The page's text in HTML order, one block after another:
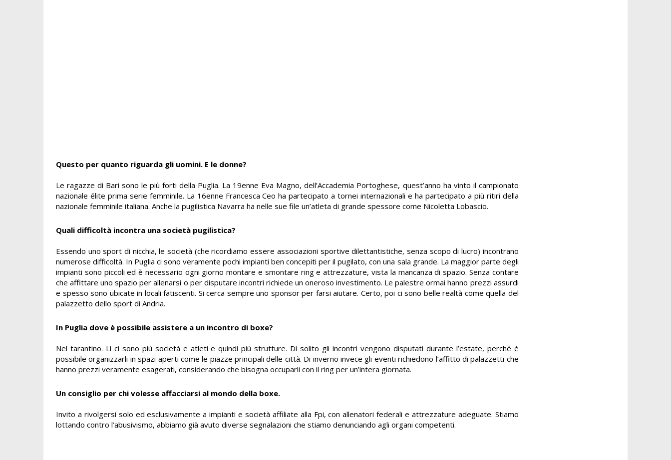
Questo per quanto riguarda gli uomini. E le donne?
Le ragazze di Bari sono le più forti della Puglia. La 19enne Eva Magno, dell’Accademia Portoghese, quest’anno ha vinto il campionato
nazionale élite prima serie femminile. La 16enne Francesca Ceo ha partecipato a tornei internazionali e ha partecipato a più ritiri della
nazionale femminile italiana. Anche la pugilistica Navarra ha nelle sue file un’atleta di grande spessore come Nicoletta Lobascio.
Quali difficoltà incontra una società pugilistica?
Essendo uno sport di nicchia, le società (che ricordiamo essere associazioni sportive dilettantistiche, senza scopo di lucro) incontrano
numerose difficoltà. In Puglia ci sono veramente pochi impianti ben concepiti per il pugilato, con una sala grande. La maggior parte degli
impianti sono piccoli ed è necessario ogni giorno montare e smontare ring e attrezzature, vista la mancanza di spazio. Senza contare
che affittare uno spazio per allenarsi o per disputare incontri richiede un oneroso investimento. Le palestre ormai hanno prezzi assurdi
e spesso sono ubicate in locali fatiscenti. Si cerca sempre uno sponsor per farsi aiutare. Certo, poi ci sono belle realtà come quella del
palazzetto dello sport di Andria.
In Puglia dove è possibile assistere a un incontro di boxe?
Nel tarantino. Lì ci sono più società e atleti e quindi più strutture. Di solito gli incontri vengono disputati durante l’estate, perché è
possibile organizzarli in spazi aperti come le piazze principali delle città. Di inverno invece gli eventi richiedono l’affitto di palazzetti che
hanno prezzi veramente esagerati, considerando che bisogna occuparli con il ring per un’intera giornata.
Un consiglio per chi volesse affacciarsi al mondo della boxe.
Invito a rivolgersi solo ed esclusivamente a impianti e società affiliate alla Fpi, con allenatori federali e attrezzature adeguate. Stiamo
lottando contro l’abusivismo, abbiamo già avuto diverse segnalazioni che stiamo denunciando agli organi competenti.